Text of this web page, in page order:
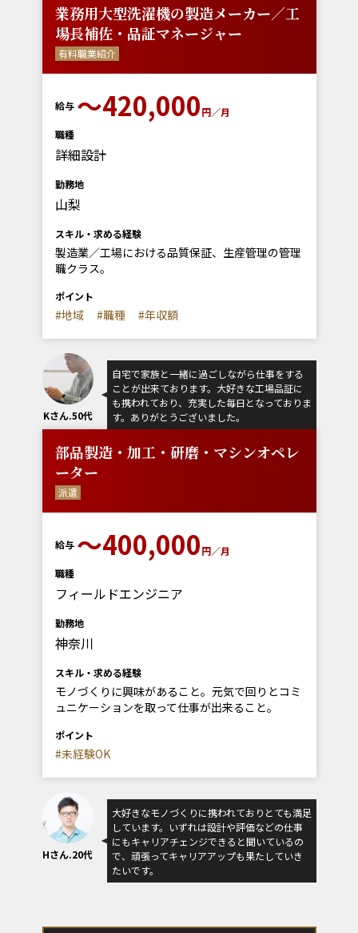
業務用大型洗濯機の製造メーカー／工
場長補佐・品証マネージャー
有料職業紹介
給与 〜420,000円／月
職種
詳細設計
勤務地
山梨
スキル・求める経験
製造業／工場における品質保証、生産管理の管理
職クラス。
ポイント
#地域 #職種 #年収額
Kさん.50代
自宅で家族と一緒に過ごしながら仕事をする
ことが出来ております。大好きな工場品証に
も携われており、充実した毎日となっておりま
す。ありがとうございました。
部品製造・加工・研磨・マシンオペレ
ーター
派遣
給与 〜400,000円／月
職種
フィールドエンジニア
勤務地
神奈川
スキル・求める経験
モノづくりに興味があること。元気で回りとコミ
ュニケーションを取って仕事が出来ること。
ポイント
#未経験OK
Hさん.20代
大好きなモノづくりに携われておりとても満足
しています。いずれは設計や評価などの仕事
にもキャリアチェンジできると聞いているの
で、頑張ってキャリアアップも果たしていき
たいです。